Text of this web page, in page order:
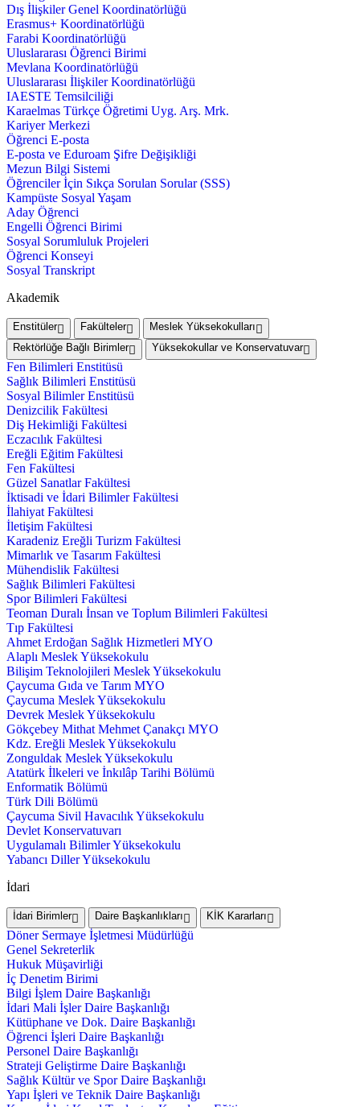
Dış İlişkiler Genel Koordinatörlüğü
Erasmus+ Koordinatörlüğü
Farabi Koordinatörlüğü
Uluslararası Öğrenci Birimi
Mevlana Koordinatörlüğü
Uluslararası İlişkiler Koordinatörlüğü
IAESTE Temsilciliği
Karaelmas Türkçe Öğretimi Uyg. Arş. Mrk.
Kariyer Merkezi
Öğrenci E-posta
E-posta ve Eduroam Şifre Değişikliği
Mezun Bilgi Sistemi
Öğrenciler İçin Sıkça Sorulan Sorular (SSS)
Kampüste Sosyal Yaşam
Aday Öğrenci
Engelli Öğrenci Birimi
Sosyal Sorumluluk Projeleri
Öğrenci Konseyi
Sosyal Transkript
Akademik
Enstitüler Fakülteler
Meslek Yüksekokulları
Rektörlüğe Bağlı Birimler
Yüksekokullar ve Konservatuvar
Fen Bilimleri Enstitüsü
Sağlık Bilimleri Enstitüsü
Sosyal Bilimler Enstitüsü
Denizcilik Fakültesi
Diş Hekimliği Fakültesi
Eczacılık Fakültesi
Ereğli Eğitim Fakültesi
Fen Fakültesi
Güzel Sanatlar Fakültesi
İktisadi ve İdari Bilimler Fakültesi
İlahiyat Fakültesi
İletişim Fakültesi
Karadeniz Ereğli Turizm Fakültesi
Mimarlık ve Tasarım Fakültesi
Mühendislik Fakültesi
Sağlık Bilimleri Fakültesi
Spor Bilimleri Fakültesi
Teoman Duralı İnsan ve Toplum Bilimleri Fakültesi
Tıp Fakültesi
Ahmet Erdoğan Sağlık Hizmetleri MYO
Alaplı Meslek Yüksekokulu
Bilişim Teknolojileri Meslek Yüksekokulu
Çaycuma Gıda ve Tarım MYO
Çaycuma Meslek Yüksekokulu
Devrek Meslek Yüksekokulu
Gökçebey Mithat Mehmet Çanakçı MYO
Kdz. Ereğli Meslek Yüksekokulu
Zonguldak Meslek Yüksekokulu
Atatürk İlkeleri ve İnkılâp Tarihi Bölümü
Enformatik Bölümü
Türk Dili Bölümü
Çaycuma Sivil Havacılık Yüksekokulu
Devlet Konservatuvarı
Uygulamalı Bilimler Yüksekokulu
Yabancı Diller Yüksekokulu
İdari
İdari Birimler Daire Başkanlıkları KİK Kararları
Döner Sermaye İşletmesi Müdürlüğü
Genel Sekreterlik
Hukuk Müşavirliği
İç Denetim Birimi
Bilgi İşlem Daire Başkanlığı
İdari Mali İşler Daire Başkanlığı
Kütüphane ve Dok. Daire Başkanlığı
Öğrenci İşleri Daire Başkanlığı
Personel Daire Başkanlığı
Strateji Geliştirme Daire Başkanlığı
Sağlık Kültür ve Spor Daire Başkanlığı
Yapı İşleri ve Teknik Daire Başkanlığı